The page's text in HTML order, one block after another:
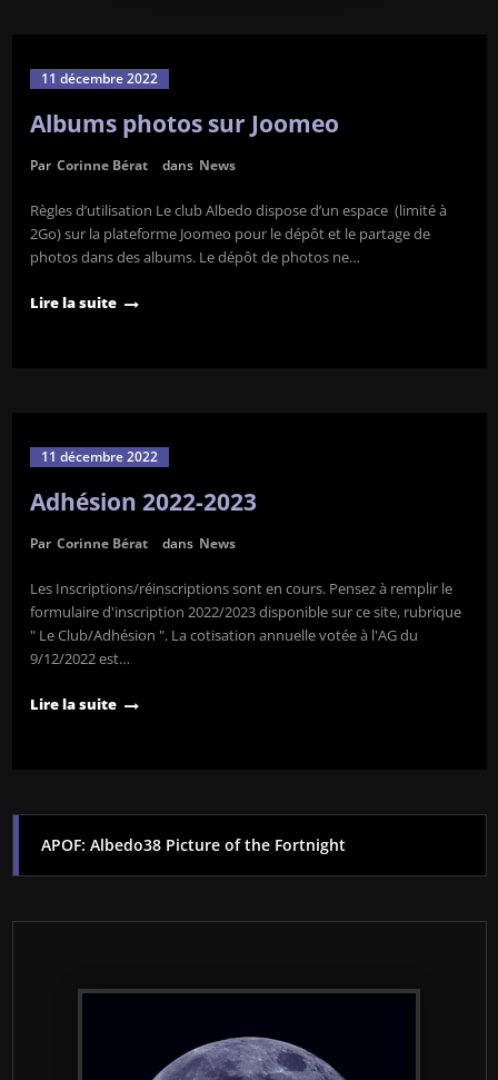
11 décembre 2022
Albums photos sur Joomeo
Par Corinne Bérat dans News
Règles d’utilisation Le club Albedo dispose d’un espace (limité à
2Go) sur la plateforme Joomeo pour le dépôt et le partage de
photos dans des albums. Le dépôt de photos ne…
Lire la suite
11 décembre 2022
Adhésion 2022-2023
Par Corinne Bérat dans News
Les Inscriptions/réinscriptions sont en cours. Pensez à remplir le
formulaire d'inscription 2022/2023 disponible sur ce site, rubrique
" Le Club/Adhésion ". La cotisation annuelle votée à l'AG du
9/12/2022 est…
Lire la suite
APOF: Albedo38 Picture of the Fortnight